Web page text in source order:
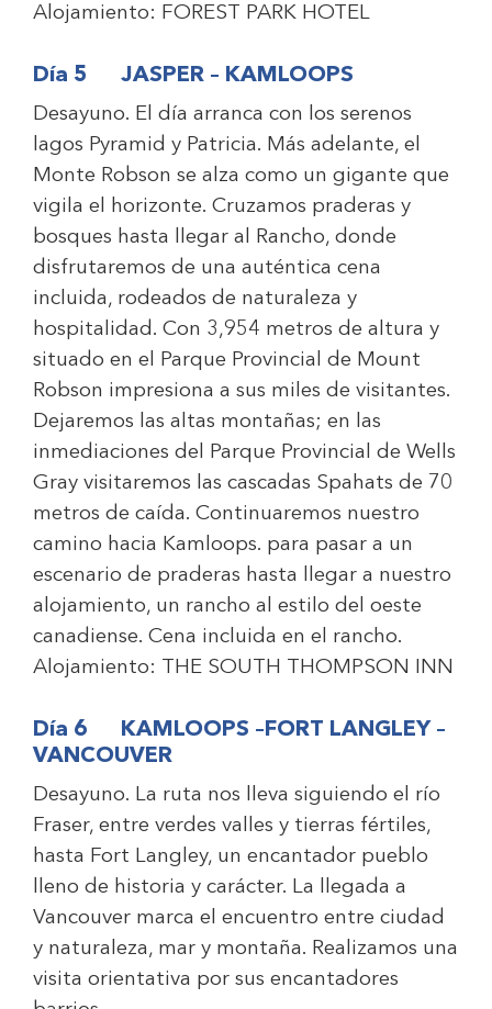
Alojamiento: FOREST PARK HOTEL
Día 5 JASPER – KAMLOOPS
Desayuno. El día arranca con los serenos
lagos Pyramid y Patricia. Más adelante, el
Monte Robson se alza como un gigante que
vigila el horizonte. Cruzamos praderas y
bosques hasta llegar al Rancho, donde
disfrutaremos de una auténtica cena
incluida, rodeados de naturaleza y
hospitalidad. Con 3,954 metros de altura y
situado en el Parque Provincial de Mount
Robson impresiona a sus miles de visitantes.
Dejaremos las altas montañas; en las
inmediaciones del Parque Provincial de Wells
Gray visitaremos las cascadas Spahats de 70
metros de caída. Continuaremos nuestro
camino hacia Kamloops. para pasar a un
escenario de praderas hasta llegar a nuestro
alojamiento, un rancho al estilo del oeste
canadiense. Cena incluida en el rancho.
Alojamiento:
THE SOUTH THOMPSON INN
Día 6 KAMLOOPS –FORT LANGLEY –
VANCOUVER
Desayuno. La ruta nos lleva siguiendo el río
Fraser, entre verdes valles y tierras fértiles,
hasta Fort Langley, un encantador pueblo
lleno de historia y carácter. La llegada a
Vancouver marca el encuentro entre ciudad
y naturaleza, mar y montaña. Realizamos una
visita orientativa por sus encantadores